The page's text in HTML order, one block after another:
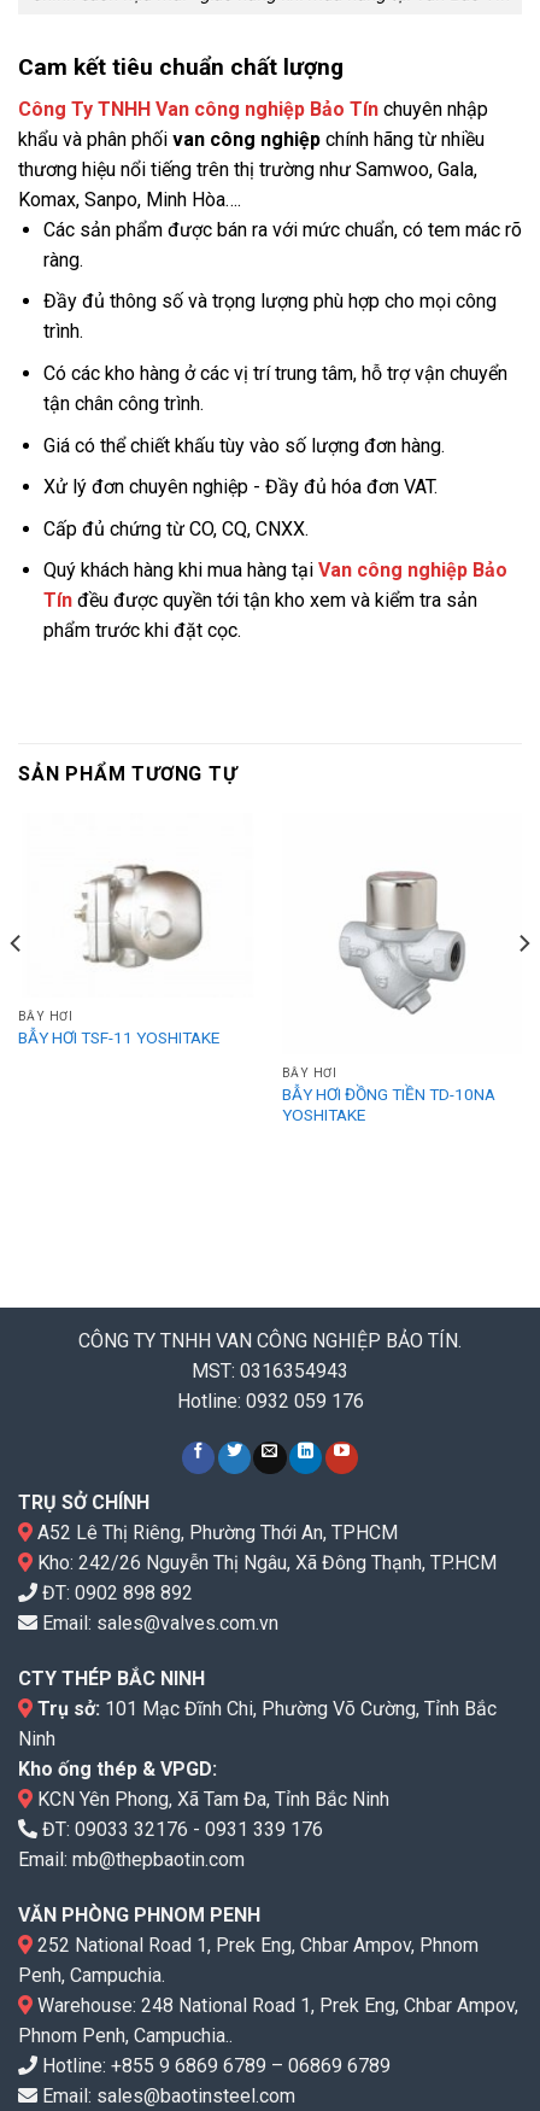
Cam kết tiêu chuẩn chất lượng
Công Ty TNHH Van công nghiệp Bảo Tín chuyên nhập
khẩu và phân phối van công nghiệp chính hãng từ nhiều
thương hiệu nổi tiếng trên thị trường như Samwoo, Gala,
Komax, Sanpo, Minh Hòa….
Các sản phẩm được bán ra với mức chuẩn, có tem mác rõ
ràng.
Đầy đủ thông số và trọng lượng phù hợp cho mọi công
trình.
Có các kho hàng ở các vị trí trung tâm, hỗ trợ vận chuyển
tận chân công trình.
Giá có thể chiết khấu tùy vào số lượng đơn hàng.
Xử lý đơn chuyên nghiệp - Đầy đủ hóa đơn VAT.
Cấp đủ chứng từ CO, CQ, CNXX.
Quý khách hàng khi mua hàng tại Van công nghiệp Bảo
Tínđều được quyền tới tận kho xem và kiểm tra sản
phẩm trước khi đặt cọc.
SẢN PHẨM TƯƠNG TỰ
BẪY HƠI
BẪY HƠI TSF-11 YOSHITAKE
BẪY HƠI
BẪY HƠI ĐỒNG TIỀN TD-10NA
YOSHITAKE
CÔNG TY TNHH VAN CÔNG NGHIỆP BẢO TÍN.
MST: 0316354943
Hotline: 0932 059 176
TRỤ SỞ CHÍNH
A52 Lê Thị Riêng, Phường Thới An, TPHCM
Kho: 242/26 Nguyễn Thị Ngâu, Xã Đông Thạnh, TP.HCM
ĐT: 0902 898 892
Email: sales@valves.com.vn
CTY THÉP BẮC NINH
Trụ sở: 101 Mạc Đĩnh Chi, Phường Võ Cường, Tỉnh Bắc
Ninh
Kho ống thép & VPGD:
KCN Yên Phong, Xã Tam Đa, Tỉnh Bắc Ninh
ĐT: 09033 32176 - 0931 339 176
Email: mb@thepbaotin.com
VĂN PHÒNG PHNOM PENH
252 National Road 1, Prek Eng, Chbar Ampov, Phnom
Penh, Campuchia.
Warehouse: 248 National Road 1, Prek Eng, Chbar Ampov,
Phnom Penh, Campuchia..
Hotline: +855 9 6869 6789 – 06869 6789
Email: sales@baotinsteel.com